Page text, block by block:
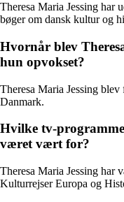
Theresa Maria Jessing har
bøger om dansk kultur og
Hvornår blev
hun opvokset?
Theresa Maria Jessing
Danmark.
Hvilke tv-
været vært for?
Theresa Maria Jessing
Kulturrejser Europa og